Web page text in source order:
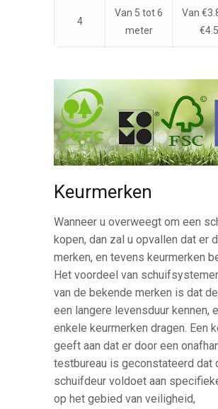
4
Van 5 tot 6
meter
Van
Keurmerken
Wanneer u overweegt om een
kopen, dan zal u opvallen dat er
merken, en tevens keurmerken
Het voordeel van
van de bekende merken is dat
een langere levensduur kennen,
enkele keurmerken dragen. Een
geeft aan dat er door een
testbureau is geconstateerd dat
schuifdeur voldoet aan
op het gebied van veiligheid,